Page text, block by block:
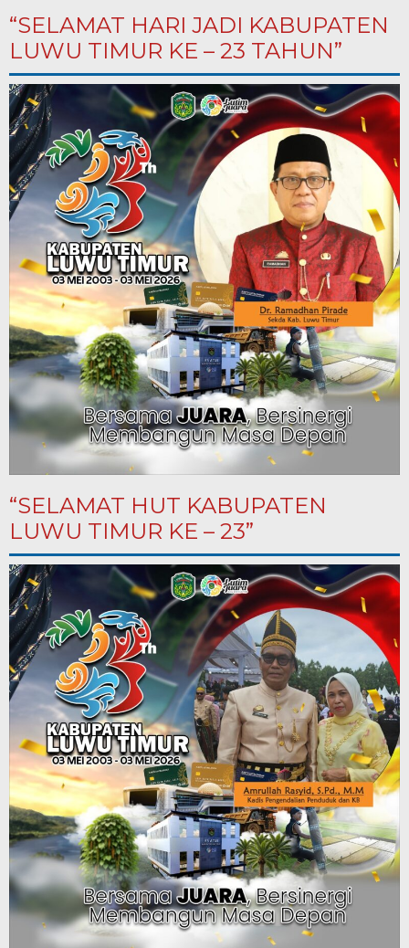
“SELAMAT HARI JADI KABUPATEN
LUWU TIMUR KE – 23 TAHUN”
“SELAMAT HUT KABUPATEN
LUWU TIMUR KE – 23”